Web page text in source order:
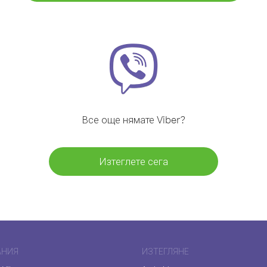
Все още нямате Viber?
Изтеглете сега
ИЗТЕГЛЯНЕ